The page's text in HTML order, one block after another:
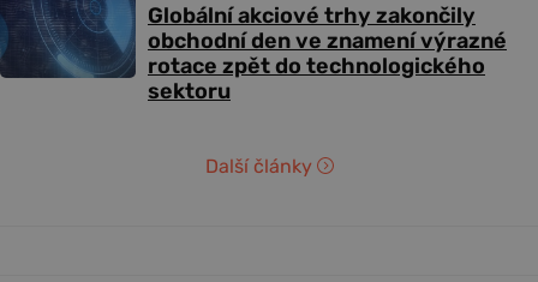
Globální akciové trhy zakončily
obchodní den ve znamení výrazné
rotace zpět do technologického
sektoru
Další články